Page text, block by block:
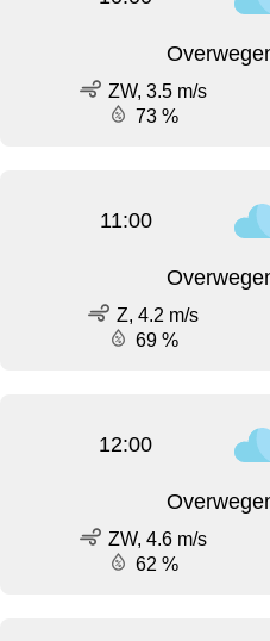
ZW, 3.5 m/s
73 %
11:00
Z, 4.2 m/s
69 %
12:00
ZW, 4.6 m/s
62 %